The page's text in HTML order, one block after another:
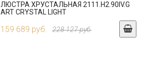
ЛЮСТРА ХРУСТАЛЬНАЯ 2111.H2.90IV.G
ART CRYSTAL LIGHT
159 689 руб. 228 127 руб.